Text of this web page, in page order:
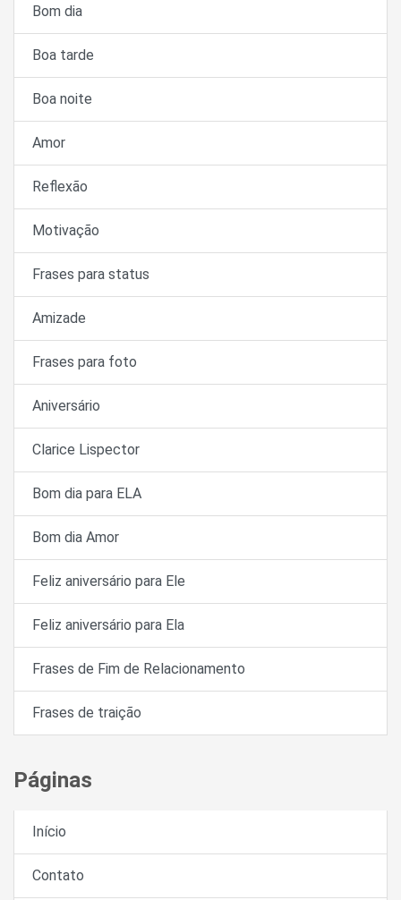
Bom dia
Boa tarde
Boa noite
Amor
Reflexão
Motivação
Frases para status
Amizade
Frases para foto
Aniversário
Clarice Lispector
Bom dia para ELA
Bom dia Amor
Feliz aniversário para Ele
Feliz aniversário para Ela
Frases de Fim de Relacionamento
Frases de traição
Páginas
Início
Contato